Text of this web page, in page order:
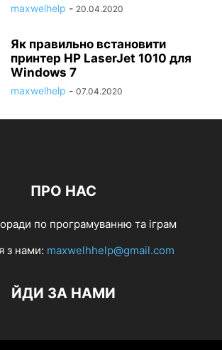
maxwelhelp - 20.04.2020
Як правильно встановити
принтер HP LaserJet 1010 для
Windows 7
maxwelhelp - 07.04.2020
ПРО НАС
по програмуванню та іграм
з нами: maxwelhhelp@gmail.com
ЙДИ ЗА НАМИ